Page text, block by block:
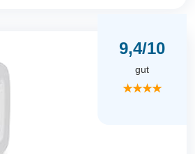
9,4/10
gut
★★★★